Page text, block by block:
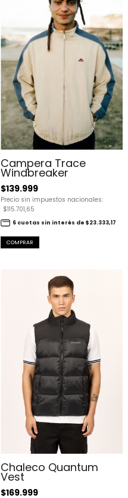
Campera Trace
Windbreaker
$139.999
Precio sin impuestos nacionales:
$115.701,65
6 cuotas sin interés de $23.333,17
COMPRAR
Chaleco Quantum
Vest
$169.999